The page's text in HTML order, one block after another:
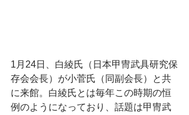
1月24日、白綾氏（日本甲冑武具研究保
存会会長）が小菅氏（同副会長）と共
に来館。白綾氏とは毎年この時期の恒
例のようになっており、話題は甲冑武